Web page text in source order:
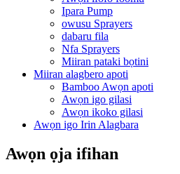
Ipara Pump
owusu Sprayers
dabaru fila
Nfa Sprayers
Miiran pataki bọtini
Miiran alagbero apoti
Bamboo Awọn apoti
Awọn igo gilasi
Awọn ikoko gilasi
Awọn igo Irin Alagbara
Awọn ọja ifihan